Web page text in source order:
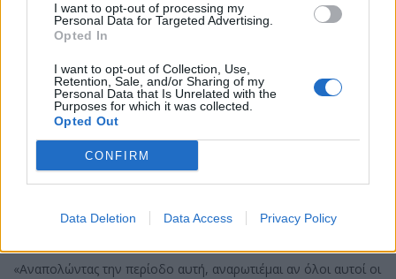
I want to opt-out of processing my
Personal Data for Targeted Advertising.
Opted In
I want to opt-out of Collection, Use,
Retention, Sale, and/or Sharing of my
Personal Data that Is Unrelated with the
Purposes for which it was collected.
Opted Out
CONFIRM
Data Deletion Data Access Privacy Policy
Η Ντέμι Μουρ πληρώθηκε 12,5 εκατομμύρια δολάρια για να
πρωταγωνιστήσει στο «Στριπτίζ», το οποίο της χάρισε το
Οι σκληροτράχηλοι άνδρες αστέρες όπως οι Γουίλις, Σταλόνε,
Τομ Κρουζ, Άρνολντ Σβαρτζενέγκερ και άλλοι ανταμείφθηκαν
πλουσιοπάροχα για να επιδεικνύουν τα six-pack και τους
φουσκωμένους δικέφαλους τους σε γελοίες, ανατριχιαστικά
βίαιες ταινίες δράσης, ενώ η Ντέμι Μουρ λοιδορήθηκε επειδή
είχε το θράσος να ξεγυμνωθεί σε μια εξίσου ανόητη κωμωδία
«Αναπολώντας την περίοδο αυτή, αναρωτιέμαι αν όλοι αυτοί οι